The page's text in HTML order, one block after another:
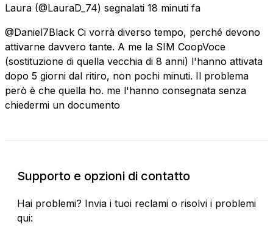
Laura (@LauraD_74) segnalati 18 minuti fa
@Daniel7Black Ci vorrà diverso tempo, perché devono
attivarne davvero tante. A me la SIM CoopVoce
(sostituzione di quella vecchia di 8 anni) l'hanno attivata
dopo 5 giorni dal ritiro, non pochi minuti. Il problema
però è che quella ho. me l'hanno consegnata senza
chiedermi un documento
Supporto e opzioni di contatto
Hai problemi? Invia i tuoi reclami o risolvi i problemi
qui: